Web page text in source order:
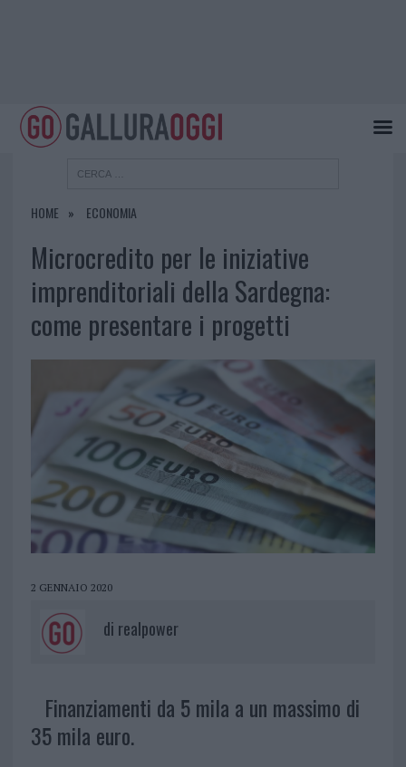
HOME ECONOMIA
Microcredito per le iniziative
imprenditoriali della Sardegna:
come presentare i progetti
2 GENNAIO 2020
di realpower
Finanziamenti da 5 mila a un massimo di
35 mila euro.